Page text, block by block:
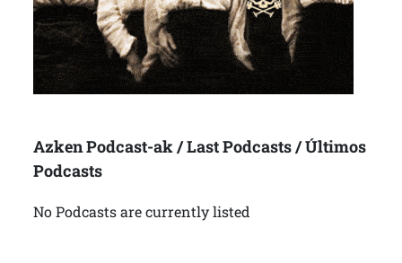
Azken Podcast-ak / Last Podcasts / Últimos
Podcasts
No Podcasts are currently listed